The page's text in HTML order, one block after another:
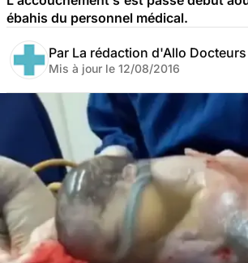
ébahis du personnel médical.
Par La rédaction d'Allo Docteurs
Mis à jour le 12/08/2016